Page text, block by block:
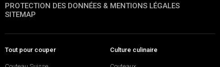
PROTECTION DES DONNÉES & MENTIONS LÉGALES
SITEMAP
Tout pour couper Culture culinaire